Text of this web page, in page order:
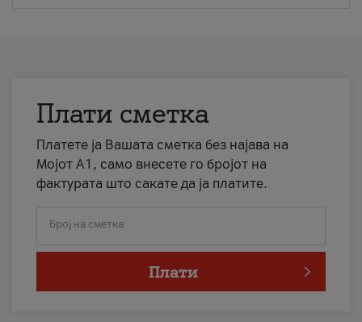
Плати сметка
Платете ја Вашата сметка без најава на
Мојот А1, само внесете го бројот на
фактурата што сакате да ја платите.
Број на сметка
Плати